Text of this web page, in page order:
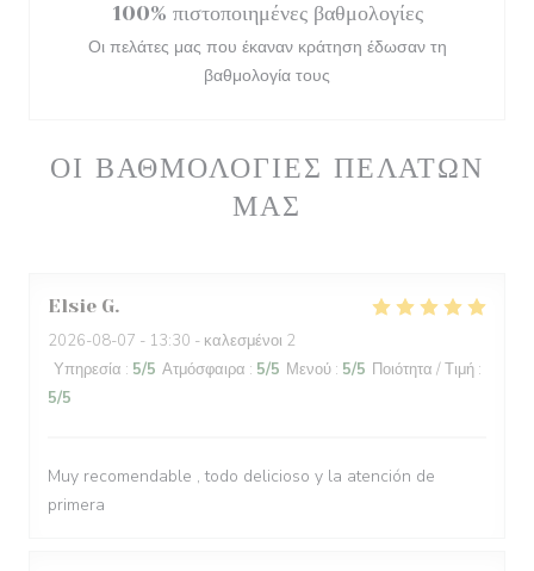
ΟΙ ΒΑΘΜΟΛΟΓΊΕΣ ΠΕΛΑΤΏΝ
ΜΑΣ
Elsie G
2026-08-07 - 13:30 - καλεσμένοι 2
Υπηρεσία : 5/5 Ατμόσφαιρα : 5/5 Μενού : 5/5 Ποιότητα / Τιμή :
5/5
Muy recomendable , todo delicioso y la atención de
primera
100% πιστοποιημένες βαθμολογίες
Οι πελάτες μας που έκαναν κράτηση έδωσαν τη
βαθμολογία τους